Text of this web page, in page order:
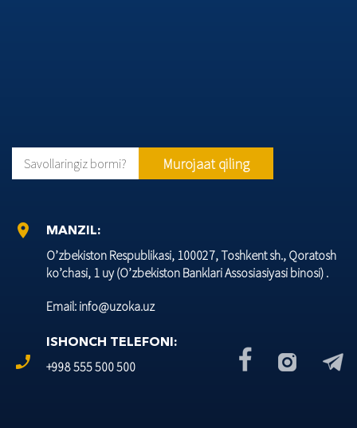
Savollaringiz bormi? Murojaat qiling
location_on
MANZIL:
O’zbеkiston Rеspublikasi, 100027, Toshkеnt sh., Qoratosh
ko’chasi, 1 uy (O’zbеkiston Banklari Assosiasiyasi binosi) .
Email: info@uzoka.uz
phone_enabled
ISHONCH TELEFONI:
+998 555 500 500